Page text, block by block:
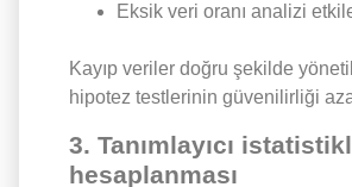
Eksik veri oranı analizi
Kayıp veriler doğru şekilde
hipotez testlerinin güvenilirliği
3. Tanımlayıcı
hesaplanması